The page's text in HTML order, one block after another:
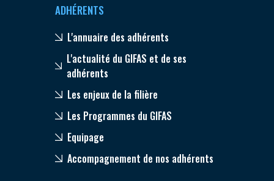
ADHÉRENTS
L'annuaire des adhérents
L'actualité du GIFAS et de ses
adhérents
Les enjeux de la filière
Les Programmes du GIFAS
Equipage
Accompagnement de nos adhérents